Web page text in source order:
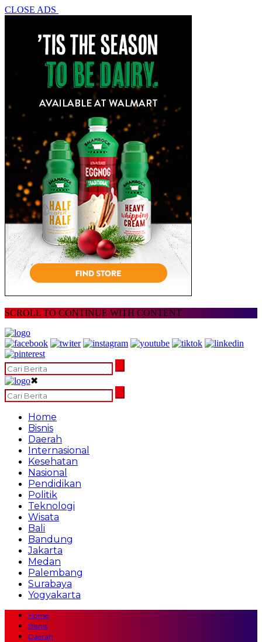
CLOSE ADS
SCROLL TO CONTINUE WITH CONTENT
✖
Home
Bisnis
Daerah
Internasional
Kesehatan
Nasional
Pendidikan
Politik
Teknologi
Wisata
Bali
Bandung
Jakarta
Medan
Palembang
Surabaya
Yogyakarta
Home
Bisnis
Daerah